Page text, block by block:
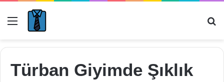
Menü
Türban Giyimde Şıklık